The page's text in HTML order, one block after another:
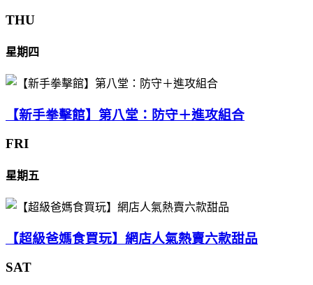
THU
星期四
【新手拳擊館】第八堂：防守＋進攻組合
FRI
星期五
【超級爸媽食買玩】網店人氣熱賣六款甜品
SAT